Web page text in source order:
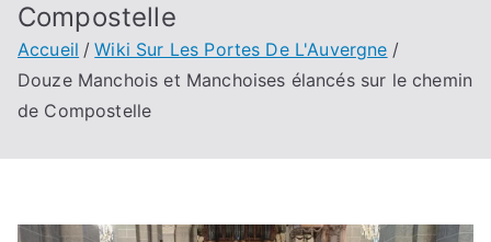
Compostelle
Accueil
Wiki Sur Les Portes De L'Auvergne
Douze Manchois et Manchoises élancés sur le chemin
de Compostelle